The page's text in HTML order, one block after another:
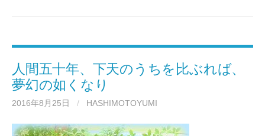
人間五十年、下天のうちを比ぶれば、
夢幻の如くなり
2016年8月25日 / HASHIMOTOYUMI